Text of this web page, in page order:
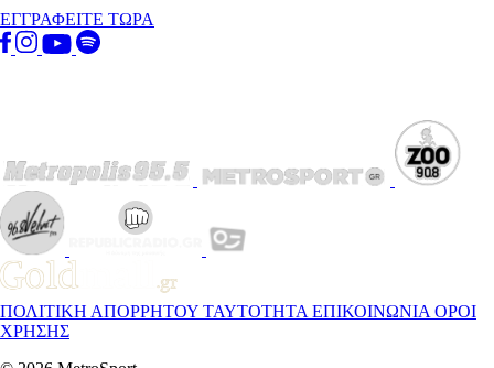
ΕΓΓΡΑΦΕΙΤΕ ΤΩΡΑ
ΠΟΛΙΤΙΚΗ ΑΠΟΡΡΗΤΟΥ ΤΑΥΤΟΤΗΤΑΕΠΙΚΟΙΝΩΝΙΑΟΡΟΙ
ΧΡΗΣΗΣ